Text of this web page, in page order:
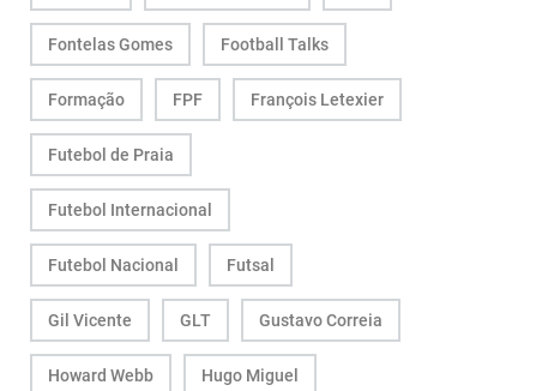
Fontelas Gomes Football Talks
Formação FPF François Letexier
Futebol de Praia
Futebol Internacional
Futebol Nacional Futsal
Gil Vicente GLT Gustavo Correia
Howard Webb Hugo Miguel